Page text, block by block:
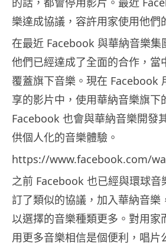
樂達成協議，容許用家使用他們
在最近 Facebook 與華納音樂集
他們已經達成了全面的合作，當
覆蓋旗下音樂。現在 Facebook
享的影片中，使用華納音樂旗下
Facebook 也會與華納音樂開發
供個人化的音樂體驗。
https://www.facebook.com/
之前 Facebook 也已經與環球音
訂了類似的協議，加入華納音樂
以選擇的音樂種類更多。對用家
用更多音樂相信是個便利，唱片